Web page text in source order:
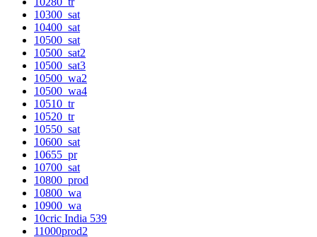
10300_sat
10400_sat
10500_sat
10500_sat2
10500_sat3
10500_wa2
10500_wa4
10510_tr
10520_tr
10550_sat
10600_sat
10655_pr
10700_sat
10800_prod
10800_wa
10900_wa
10cric India 539
11000prod2